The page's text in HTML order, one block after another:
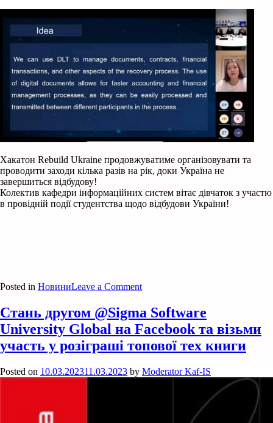
Хакатон Rebuild Ukraine продовжуватиме організовувати та
проводити заходи кілька разів на рік, доки Україна не
завершиться відбудову!
Колектив кафедри інформаційних систем вітає дівчаток з участю
в провідній події студентства щодо відбудови України!
Posted in НовиниLeave a Commenton
REBUILD
UKRAINE,
2023
Стань другом @Sigma Software
University Global на Facebook та візьми
участь у розіграші топової тех книги
Posted on 10.03.202311.03.2023 by Moderator Kaf-IS